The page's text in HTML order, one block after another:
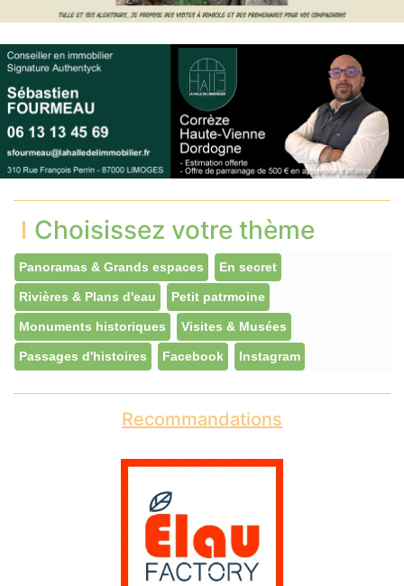
Choisissez votre thème
Panoramas & Grands espaces En secret
Rivières & Plans d'eau Petit patrmoine
Monuments historiques Visites & Musées
Passages d'histoires Facebook Instagram
Recommandations